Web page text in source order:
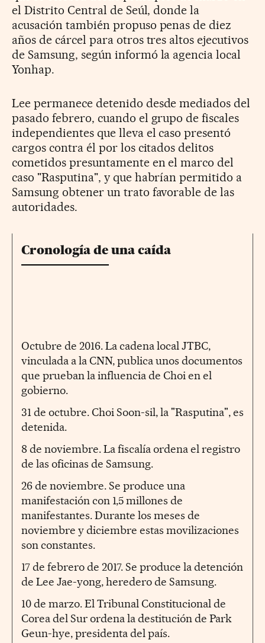
el Distrito Central de Seúl, donde la
acusación también propuso penas de diez
años de cárcel para otros tres altos ejecutivos
de Samsung, según informó la agencia local
Yonhap.
Lee permanece detenido desde mediados del
pasado febrero, cuando el grupo de fiscales
independientes que lleva el caso presentó
cargos contra él por los citados delitos
cometidos presuntamente en el marco del
caso "Rasputina", y que habrían permitido a
Samsung obtener un trato favorable de las
autoridades.
Cronología de una caída
Octubre de 2016. La cadena local JTBC,
vinculada a la CNN, publica unos documentos
que prueban la influencia de Choi en el
gobierno.
31 de octubre. Choi Soon-sil, la "Rasputina", es
detenida.
8 de noviembre. La fiscalía ordena el registro
de las oficinas de Samsung.
26 de noviembre. Se produce una
manifestación con 1,5 millones de
manifestantes. Durante los meses de
noviembre y diciembre estas movilizaciones
son constantes.
17 de febrero de 2017. Se produce la detención
de Lee Jae-yong, heredero de Samsung.
10 de marzo. El Tribunal Constitucional de
Corea del Sur ordena la destitución de Park
Geun-hye, presidenta del país.